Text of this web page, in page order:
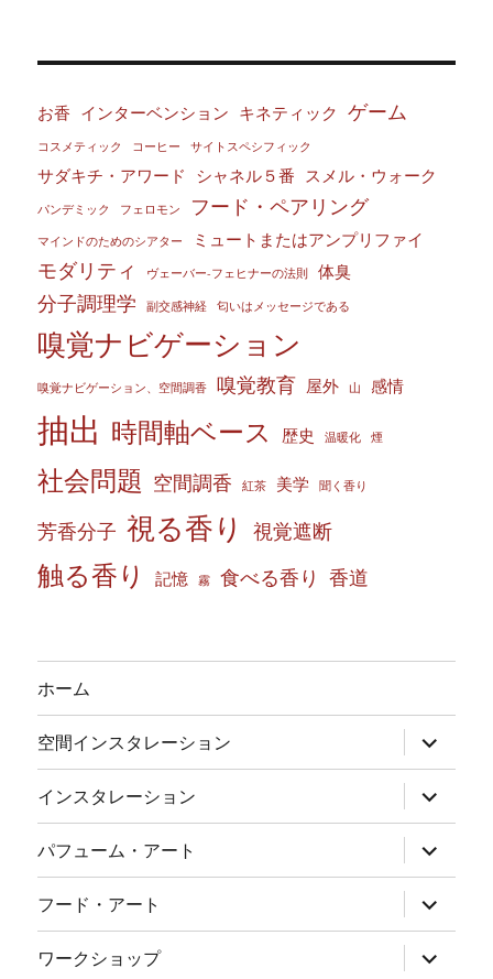
お香 インターベンション キネティック ゲーム
コスメティック コーヒー サイトスペシフィック
サダキチ・アワード シャネル５番 スメル・ウォーク
パンデミック フェロモン フード・ペアリング
マインドのためのシアター ミュートまたはアンプリファイ
モダリティ ヴェーバー‐フェヒナーの法則 体臭
分子調理学 副交感神経 匂いはメッセージである
嗅覚ナビゲーション
嗅覚ナビゲーション、空間調香 嗅覚教育 屋外 山 感情
抽出 時間軸ベース 歴史 温暖化 煙
社会問題 空間調香 紅茶 美学 聞く香り
芳香分子 視る香り 視覚遮断
触る香り 記憶 霧 食べる香り 香道
ホーム
空間インスタレーション
サ
ブ
メ
ニ
ュ
ー
を
展
開
インスタレーション
サ
ブ
メ
ニ
ュ
ー
を
展
開
パフューム・アート
サ
ブ
メ
ニ
ュ
ー
を
展
フード・アート
サ
ブ
メ
ニ
ュ
ワークショップ
サ
ブ